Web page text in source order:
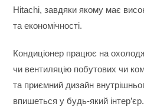
Hitachi, завдяки якому має
та економічності.
Кондиціонер працює на
чи вентиляцію побутових чи
та приємний дизайн
впишеться у будь-який